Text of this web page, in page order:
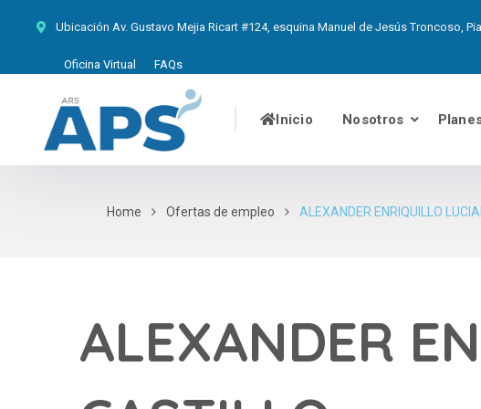
Ubicación Av. Gustavo Mejia Ricart #124, esquina Manuel de Jesús Troncoso,
Oficina Virtual FAQs
Inicio Nosotros
Home Ofertas de empleo ALEXANDER ENRIQUILLO
ALEXANDER